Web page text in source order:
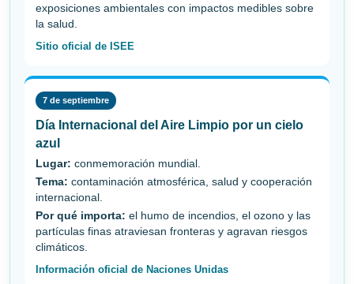
exposiciones ambientales con impactos medibles sobre
la salud.
Sitio oficial de ISEE
7 de septiembre
Día Internacional del Aire Limpio por un cielo
azul
Lugar: conmemoración mundial.
Tema: contaminación atmosférica, salud y cooperación
internacional.
Por qué importa: el humo de incendios, el ozono y las
partículas finas atraviesan fronteras y agravan riesgos
climáticos.
Información oficial de Naciones Unidas